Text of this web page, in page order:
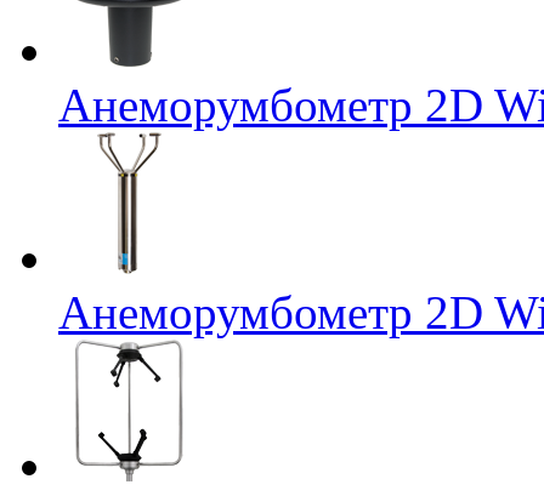
Анеморумбометр 2D
Анеморумбометр 2D